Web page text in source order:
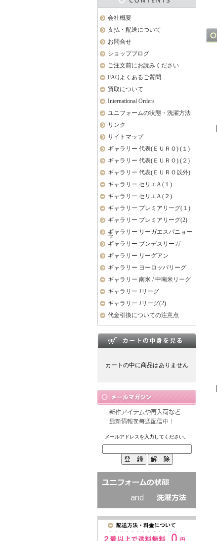
会社概要
支払・配送について
お問合せ
ショップブログ
ご注文前にお読みください
FAQよくあるご質問
買取について
International Orders
ユニフォームの状態・洗濯方法
リンク
サイトマップ
ギャラリー 代表(ＥＵＲＯ) (１)
ギャラリー 代表(ＥＵＲＯ) (２)
ギャラリー 代表(ＥＵＲＯ以外)
ギャラリー セリエA (１)
ギャラリー セリエA (２)
ギャラリー プレミアリーグ(１)
ギャラリー プレミアリーグ(2)
ギャラリー リーガエスパニョー
ラ
ギャラリー ブンデスリーガ
ギャラリー リーグアン
ギャラリー ヨーロッパリーグ
ギャラリー 南米 / 中南米リーグ
ギャラリー Jリーグ
ギャラリー Jリーグ(2)
代金引換についての注意点
カートの中に商品はありません
メールアドレスを入力してください。